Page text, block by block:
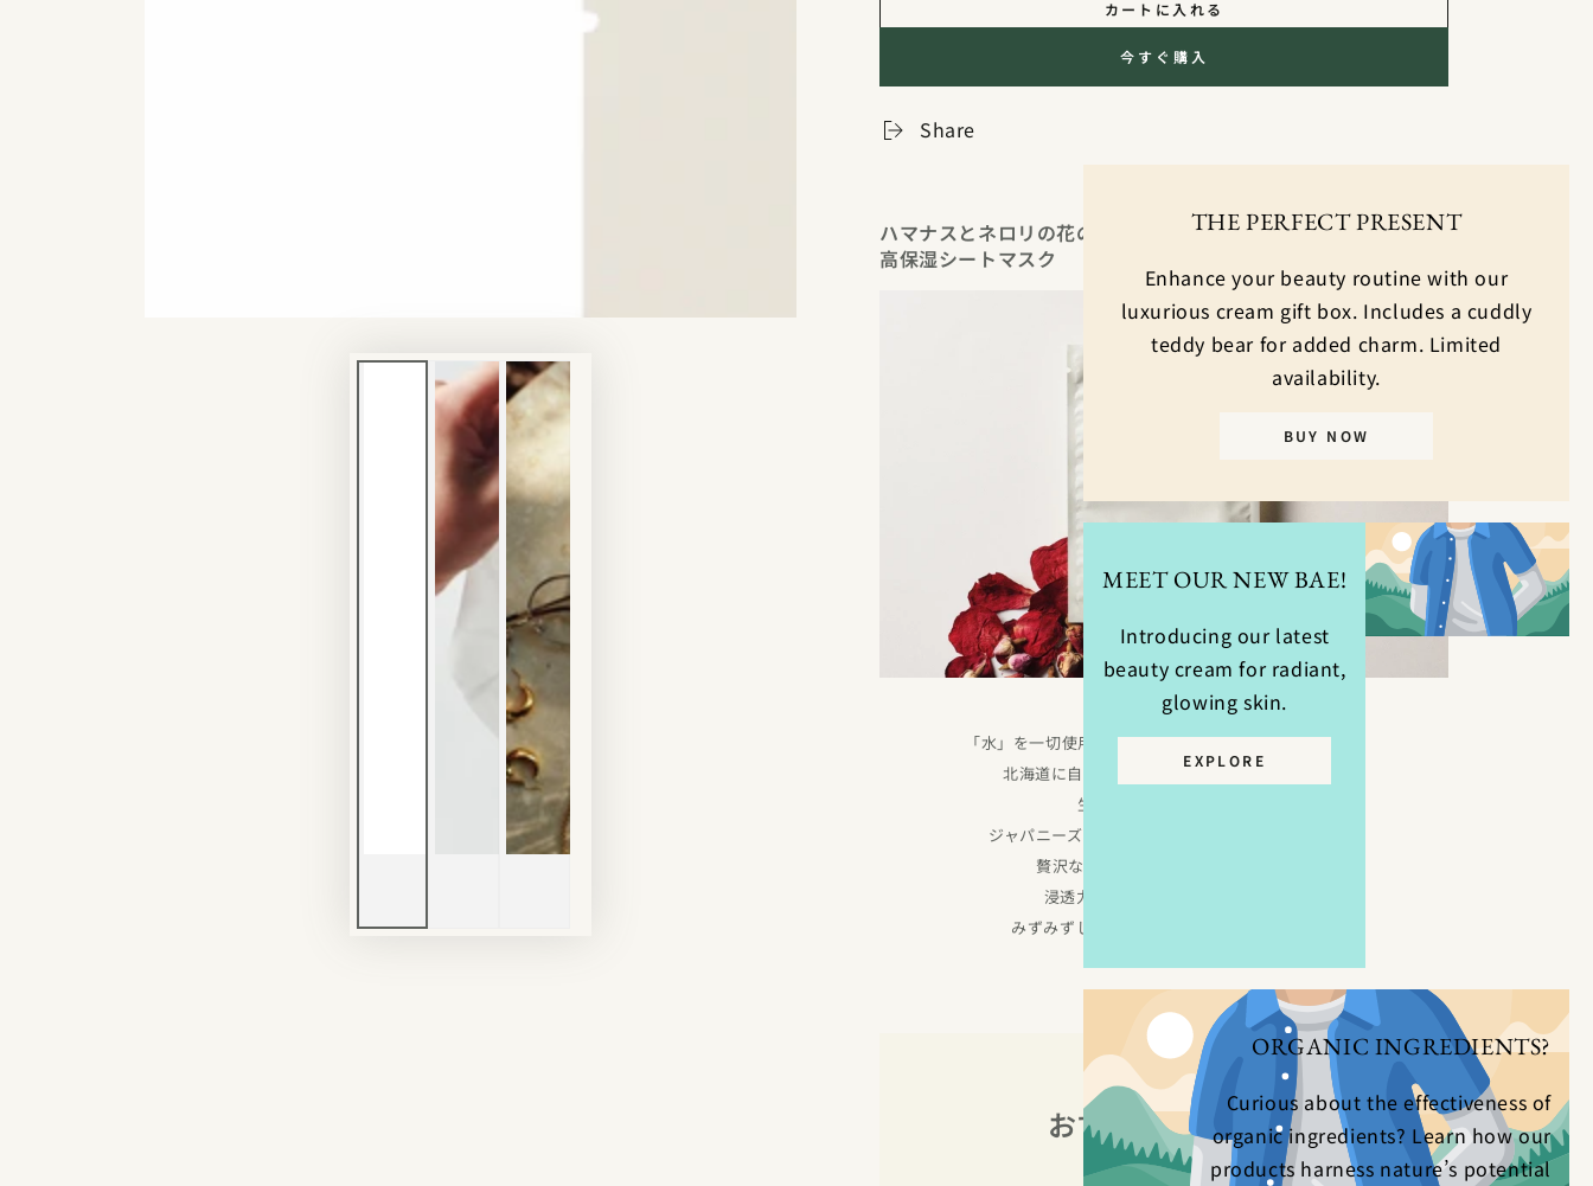
THE PERFECT PRESENT
Enhance your beauty routine with our
luxurious cream gift box. Includes a cuddly
teddy bear for added charm. Limited
availability.
BUY NOW
MEET OUR NEW BAE!
Introducing our latest
beauty cream for radiant,
glowing skin.
EXPLORE
ORGANIC INGREDIENTS?
Curious about the effectiveness of
organic ingredients? Learn how our
products harness nature’s potential
カートに入れる
今すぐ購入
Share
ハマナスとネロリの花の恵みで満たす
高保湿シートマスク
「水」を一切使用せず、ジャパニーズローズと呼ばれる
北海道に自生する日本のバラ「ハマナス」の
生体水*¹と蒸留水*¹に、
ジャパニーズネロリの蒸留水*¹をブレンドした、
贅沢なベース処方のシートマスク。
浸透力*²が高く、香り高い花々の
みずみずしい潤いをお肌に閉じ込めます。
おすすめの使い方